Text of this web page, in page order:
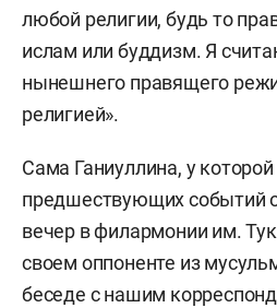
любой религии, будь то
ислам или буддизм. Я
нынешнего правящего
религией».
Сама Ганиуллина, у
предшествующих событий
вечер в филармонии им.
своем оппоненте из
беседе с нашим